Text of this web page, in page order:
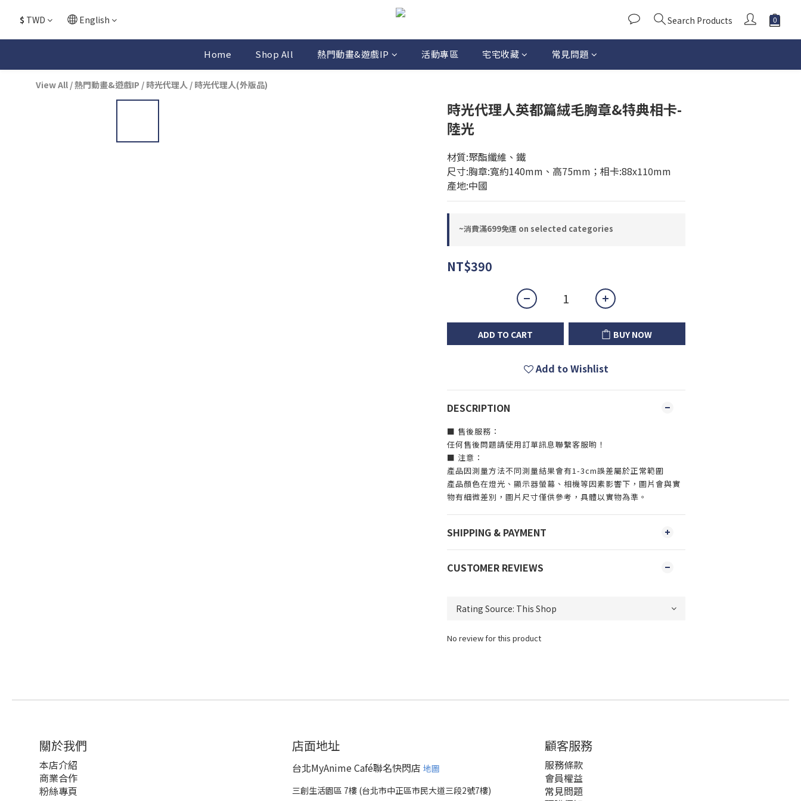
$ TWD English Search Products
Home Shop All 熱門動畫&遊戲IP 活動專區 宅宅收藏 常見問題
View All /熱門動畫&遊戲IP / 時光代理人 / 時光代理人(外版品)
時光代理人英都篇絨毛胸章&特典相卡-
陸光
材質:聚酯纖維、鐵
尺寸:胸章:寬約140mm、高75mm；相卡:88x110mm
產地:中國
~消費滿699免運 on selected categories
NT$390
ADD TO CART BUY NOW
Add to Wishlist
DESCRIPTION
■ 售後服務：
任何售後問題請使用訂單訊息聯繫客服喲！
■ 注意：
產品因測量方法不同測量結果會有1-3cm誤差屬於正常範圍
產品顏色在燈光、顯示器螢幕、相機等因素影響下，圖片會與實
物有細微差別，圖片尺寸僅供參考，具體以實物為準。
SHIPPING & PAYMENT
CUSTOMER REVIEWS
No review for this product
關於我們
本店介紹
商業合作
粉絲專頁
店面地址
台北MyAnime Café聯名快閃店 地圖
三創生活園區 7樓 (台北市中正區市民大道三段2號7樓)
顧客服務
服務條款
會員權益
常見問題